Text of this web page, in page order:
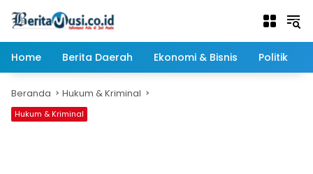
Home
Berita Daerah Ekonomi & Bisnis Politik
Beranda Hukum & Kriminal
Hukum & Kriminal